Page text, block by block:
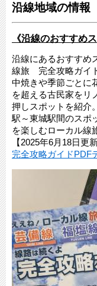
沿線地域の情報
《沿線のおすすめ
沿線にあるおすすめ
線旅 完全攻略ガイ
中焼きや季節ごとに
を超える古民家をリ
押しスポットを紹介
駅～東城駅間のスポ
を楽しむローカル線
【2025年6月18日更新
完全攻略ガイドPDF